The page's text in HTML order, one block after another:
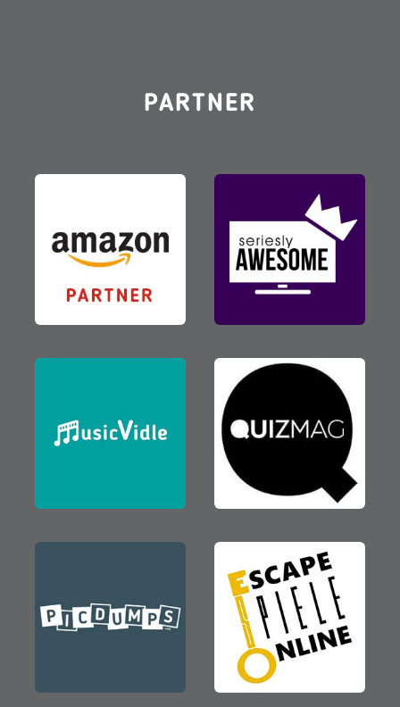
PARTNER